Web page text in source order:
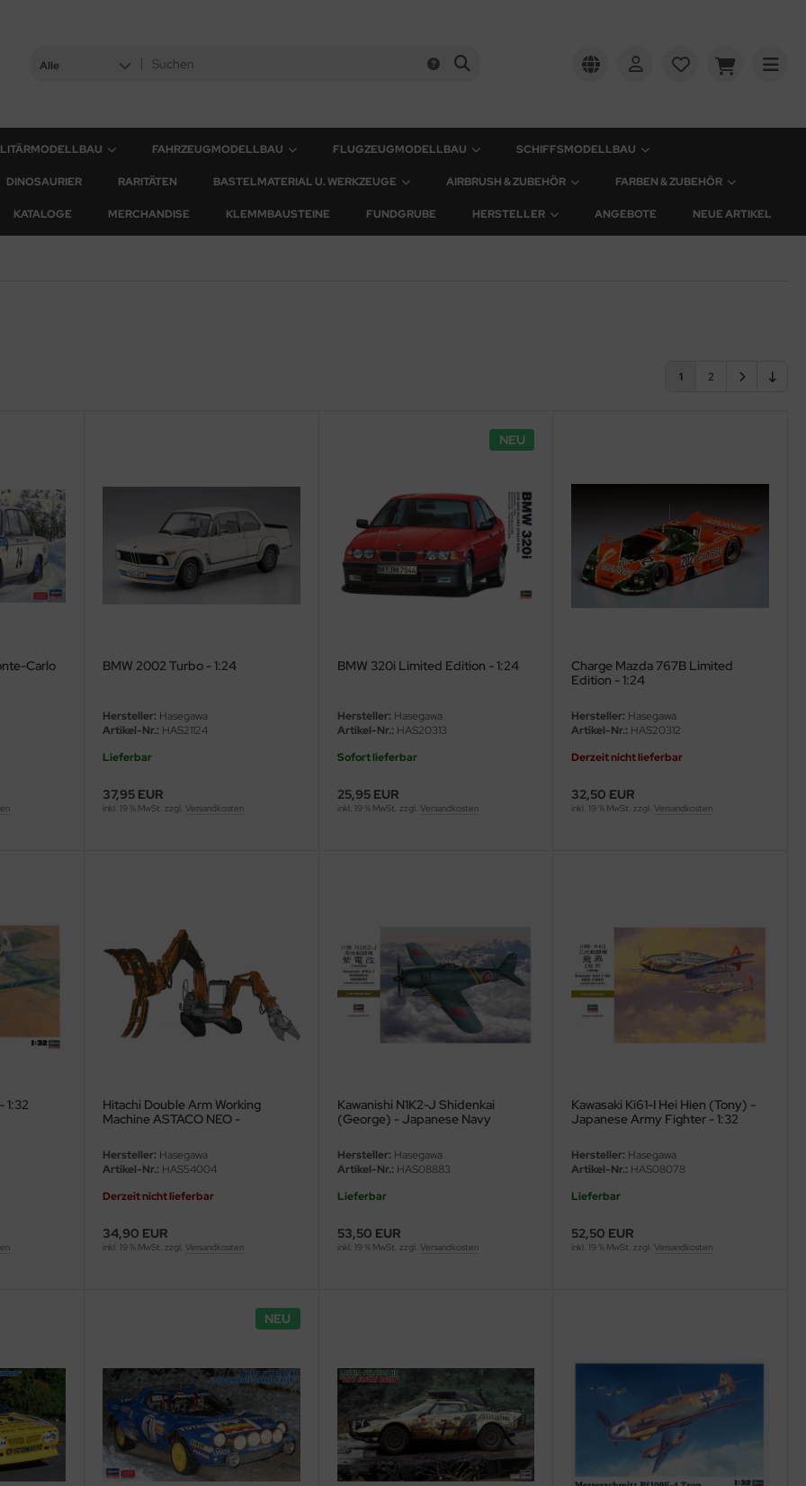
Alle
FAHRZEUGMODELLBAU FLUGZEUGMODELLBAU SCHIFFSMODELLBAU
DINOSAURIER RARITÄTEN BASTELMATERIAL U. WERKZEUGE AIRBRUSH & ZUBEHÖR FARBEN & ZUBEHÖR
KATALOGE MERCHANDISE KLEMMBAUSTEINE FUNDGRUBE HERSTELLER ANGEBOTE NEUE ARTIKEL
1 2
Carlo
BMW 2002 Turbo - 1:24
Hersteller: Hasegawa
Artikel-Nr.: HAS21124
Lieferbar
37,95 EUR
inkl. 19 % MwSt. zzgl.Versandkosten
NEU
BMW 320i Limited Edition - 1:24
Hersteller: Hasegawa
Artikel-Nr.: HAS20313
Sofort lieferbar
25,95 EUR
inkl. 19 % MwSt. zzgl. Versandkosten
Charge Mazda 767B Limited
Edition - 1:24
Hersteller: Hasegawa
Artikel-Nr.: HAS20312
Derzeit nicht lieferbar
32,50 EUR
inkl. 19 % MwSt. zzgl.Versandkosten
1:32
Hitachi Double Arm Working
Machine ASTACO NEO -
Hersteller: Hasegawa
Artikel-Nr.: HAS54004
Derzeit nicht lieferbar
34,90 EUR
inkl. 19 % MwSt. zzgl.Versandkosten
Kawanishi N1K2-J Shidenkai
(George) - Japanese Navy
Hersteller: Hasegawa
Artikel-Nr.: HAS08883
Lieferbar
53,50 EUR
inkl. 19 % MwSt. zzgl. Versandkosten
Kawasaki Ki61-I Hei Hien (Tony) -
Japanese Army Fighter - 1:32
Hersteller: Hasegawa
Artikel-Nr.: HAS08078
Lieferbar
52,50 EUR
inkl. 19 % MwSt. zzgl.Versandkosten
NEU